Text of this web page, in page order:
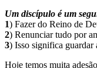
Um discípulo é um
1) Fazer do Reino de
2) Renunciar tudo por
3) Isso significa guardar
Hoje temos muita